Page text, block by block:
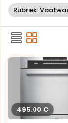
Rubriek:
495.00 €